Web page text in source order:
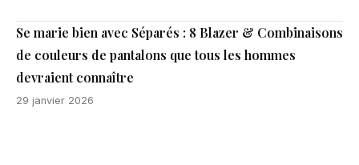
Se marie bien avec Séparés : 8 Blazer & Combinaisons
de couleurs de pantalons que tous les hommes
devraient connaître
29 janvier 2026